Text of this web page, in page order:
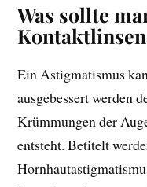
Was sollte
Ein Astigmatismus
ausgebessert werden
Krümmungen der
entsteht. Betitelt